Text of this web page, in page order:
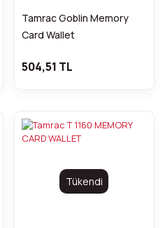
Tamrac Goblin Memory
Card Wallet
504,51 TL
Tükendi